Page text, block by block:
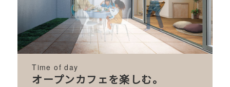
Time of day
オープンカフェを楽しむ。